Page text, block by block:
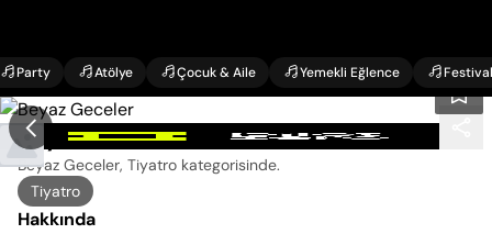
Party Atölye Çocuk & Aile Yemekli Eğlence Festival
Beyaz Geceler Etkinlikleri
Beyaz Geceler, Tiyatro kategorisinde.
Tiyatro
Hakkında